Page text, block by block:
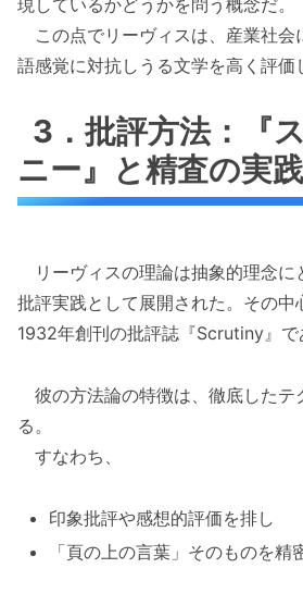
この点でリーヴィスは、産業社会
語感覚に対抗しうる文学を高く評価
3．批評方法：『
ニー』と精査の実践
リーヴィスの理論は抽象的理念に
批評実践として展開された。その中
1932年創刊の批評誌『Scrutiny』で
彼の方法論の特徴は、徹底したテ
る。
すなわち、
印象批評や感想的評価を排し
「頁の上の言葉」そのものを精